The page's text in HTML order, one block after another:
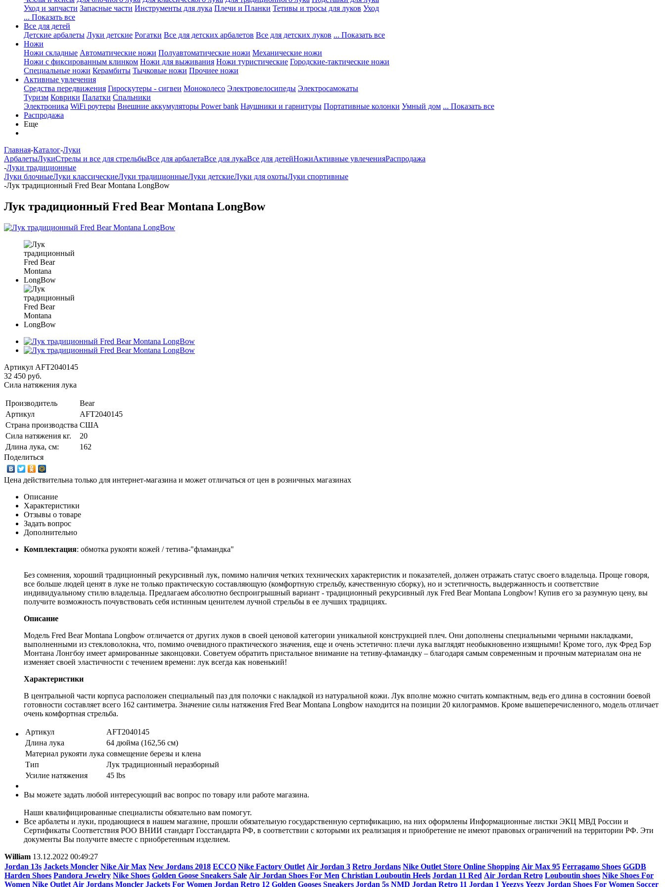
Уход и запчасти Запасные части Инструменты для лука Плечи и Планки Тетивы и тросы для луков Уход
... Показать все
Все для детей
Детские арбалеты Луки детские Рогатки Все для детских арбалетов Все для детских луков ... Показать все
Ножи
Ножи складные Автоматические ножи Полуавтоматические ножи Механические ножи
Ножи с фиксированным клинком Ножи для выживания Ножи туристические Городские-тактические ножи
Специальные ножи Керамбиты Тычковые ножи Прочиее ножи
Активные увлечения
Средства передвижения Гироскутеры - сигвеи Моноколесо Электровелосипеды Электросамокаты
Туризм Коврики Палатки Спальники
Электроника WiFi роутеры Внешние аккумуляторы Power bank Наушники и гарнитуры Портативные колонки Умный дом ... Показать все
Распродажа
Еще
Главная-Каталог-Луки
АрбалетыЛукиСтрелы и все для стрельбыВсе для арбалетаВсе для лукаВсе для детейНожиАктивные увлеченияРаспродажа
-Луки традиционные
Луки блочныеЛуки классическиеЛуки традиционныеЛуки детскиеЛуки для охотыЛуки спортивные
-Лук традиционный Fred Bear Montana LongBow
Лук традиционный Fred Bear Montana LongBow
Артикул AFT2040145
32 450 руб.
Сила натяжения лука
Производитель
Bear
Артикул
AFT2040145
Страна производства США
Сила натяжения кг.
20
Длина лука, см:
162
Поделиться
Цена действительна только для интернет-магазина и может отличаться от цен в розничных магазинах
Описание
Характеристики
Отзывы о товаре
Задать вопрос
Дополнительно
Комплектация: обмотка рукояти кожей / тетива-"фламандка"
Без сомнения, хороший традиционный рекурсивный лук, помимо наличия четких технических характеристик и показателей, должен отражать статус своего владельца. Проще говоря,
все больше людей ценят в луке не только практическую составляющую (комфортную стрельбу, качественную сборку), но и эстетичность, выдержанность и соответствие
индивидуальному стилю владельца. Предлагаем абсолютно беспроигрышный вариант - традиционный рекурсивный лук Fred Bear Montana Longbow! Купив его за разумную цену, вы
получите возможность почувствовать себя истинным ценителем лучной стрельбы в ее лучших традициях.
Описание
Модель Fred Bear Montana Longbow отличается от других луков в своей ценовой категории уникальной конструкцией плеч. Они дополнены специальными черными накладками,
выполненными из стекловолокна, что, помимо очевидного практического значения, еще и очень эстетично: плечи лука выглядят необыкновенно изящными! Кроме того, лук Фред Бэр
Монтана Лонгбоу имеет армированные законцовки. Советуем обратить пристальное внимание на тетиву-фламандку – благодаря самым современным и прочным материалам она не
изменяет своей эластичности с течением времени: лук всегда как новенький!
Характеристики
В центральной части корпуса расположен специальный паз для полочки с накладкой из натуральной кожи. Лук вполне можно считать компактным, ведь его длина в состоянии боевой
готовности составляет всего 162 сантиметра. Значение силы натяжения Fred Bear Montana Longbow находится на позиции 20 килограммов. Кроме вышеперечисленного, модель отличает
очень комфортная стрельба.
Артикул
AFT2040145
Длина лука
64 дюйма (162,56 см)
Материал рукояти лука совмещение березы и клена
Тип
Лук традиционный неразборный
Усилие натяжения
45 lbs
Вы можете задать любой интересующий вас вопрос по товару или работе магазина.
Наши квалифицированные специалисты обязательно вам помогут.
Все арбалеты и луки, продающиеся в нашем магазине, прошли обязательную государственную сертификацию, на них оформлены Информационные листки ЭКЦ МВД России и
Сертификаты Соответствия РОО ВНИИ стандарт Госстандарта РФ, в соответствии с которыми их реализация и приобретение не имеют правовых ограничений на территории РФ. Эти
документы Вы получите вместе с приобретенным изделием.
William 13.12.2022 00:49:27
Jordan 13s Jackets Moncler Nike Air Max New Jordans 2018 ECCO Nike Factory Outlet Air Jordan 3 Retro Jordans Nike Outlet Store Online Shopping Air Max 95 Ferragamo Shoes GGDB
Harden Shoes Pandora Jewelry Nike Shoes Golden Goose Sneakers Sale Air Jordan Shoes For Men Christian Louboutin Heels Jordan 11 Red Air Jordan Retro Louboutin shoes Nike Shoes For
Women Nike Outlet Air Jordans Moncler Jackets For Women Jordan Retro 12 Golden Gooses Sneakers Jordan 5s NMD Jordan Retro 11 Jordan 1 Yeezys Yeezy Jordan Shoes For Women Soccer